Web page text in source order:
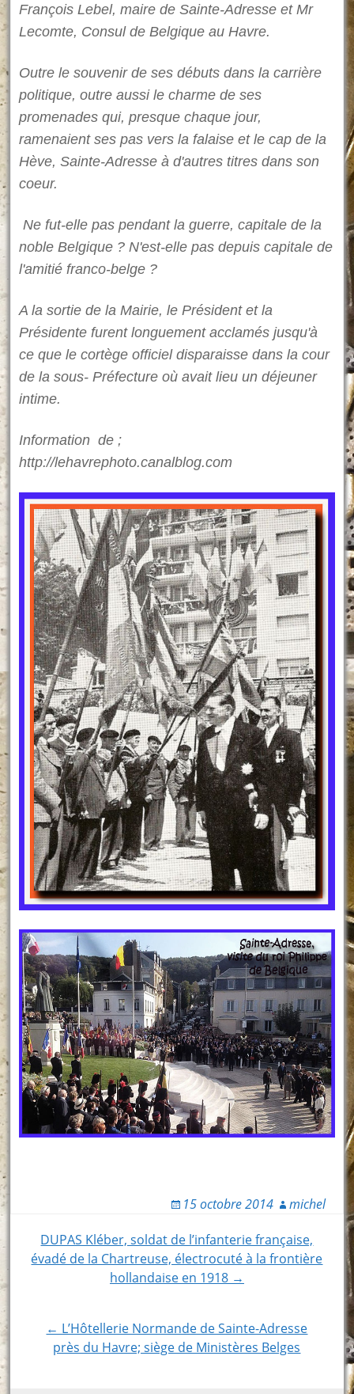
François Lebel, maire de Sainte-Adresse et Mr
Lecomte, Consul de Belgique au Havre.
Outre le souvenir de ses débuts dans la carrière
politique, outre aussi le charme de ses
promenades qui, presque chaque jour,
ramenaient ses pas vers la falaise et le cap de la
Hève, Sainte-Adresse à d'autres titres dans son
coeur.
Ne fut-elle pas pendant la guerre, capitale de la
noble Belgique ? N'est-elle pas depuis capitale de
l'amitié franco-belge ?
A la sortie de la Mairie, le Président et la
Présidente furent longuement acclamés jusqu'à
ce que le cortège officiel disparaisse dans la cour
de la sous- Préfecture où avait lieu un déjeuner
intime.
Information de ;
http://lehavrephoto.canalblog.com
15 octobre 2014 michel
Post
navigation
DUPAS Kléber, soldat de l’infanterie française,
évadé de la Chartreuse, électrocuté à la frontière
hollandaise en 1918 →
← L’Hôtellerie Normande de Sainte-Adresse
près du Havre; siège de Ministères Belges